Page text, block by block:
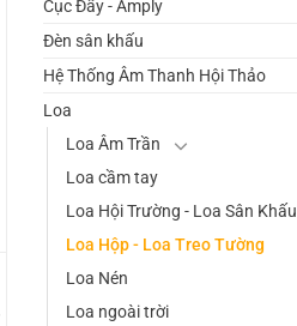
Cục Đẩy - Amply
Đèn sân khấu
Hệ Thống Âm Thanh Hội Thảo
Loa
Loa Âm Trần
Loa cầm tay
Loa Hội Trường - Loa Sân Khấu
Loa Hộp - Loa Treo Tường
Loa Nén
Loa ngoài trời